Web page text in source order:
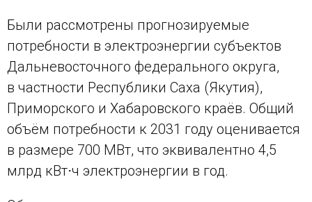
Были рассмотрены прогнозируемые
потребности в электроэнергии субъектов
Дальневосточного федерального округа,
в частности Республики Саха (Якутия),
Приморского и Хабаровского краёв. Общий
объём потребности к 2031 году оценивается
в размере 700 МВт, что эквивалентно 4,5
млрд кВт⋅ч электроэнергии в год.